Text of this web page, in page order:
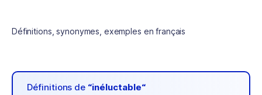
Définitions, synonymes, exemples en français
Définitions de “inéluctable“